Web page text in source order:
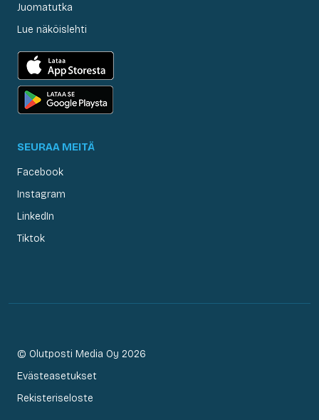
Juomatutka
Lue näköislehti
SEURAA MEITÄ
Facebook
Instagram
LinkedIn
Tiktok
© Olutposti Media Oy 2026
Evästeasetukset
Rekisteriseloste